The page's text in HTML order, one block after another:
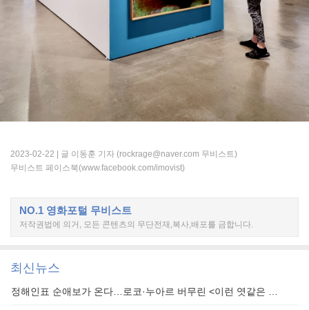
2023-02-22 | 글 이동훈 기자 (rockrage@naver.com 무비스트)
무비스트 페이스북(www.facebook.com/imovist)
NO.1 영화포털 무비스트
저작권법에 의거, 모든 콘텐츠의 무단전재,복사,배포를 금합니다.
최신뉴스
정해인표 순애보가 온다…로코·누아르 버무린 <이런 엿같은 사